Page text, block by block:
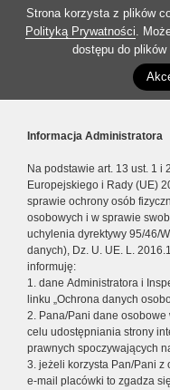
Strona korzysta z plików
Polityką Prywatności.
dostępu do
Informacja Administratora
Na podstawie art. 13 ust. 1 i
Europejskiego i Rady (UE)
sprawie ochrony osób
osobowych i w sprawie
uchylenia dyrektywy 95/46/
danych), Dz. U. UE. L.
informuję:
1. dane Administratora i
linku „Ochrona danych
2. Pana/Pani dane osobowe
celu udostępniania strony
prawnych spoczywających
3. jeżeli korzysta Pan/Pani
e-mail placówki to zgadza